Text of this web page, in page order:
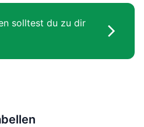
solltest du zu dir